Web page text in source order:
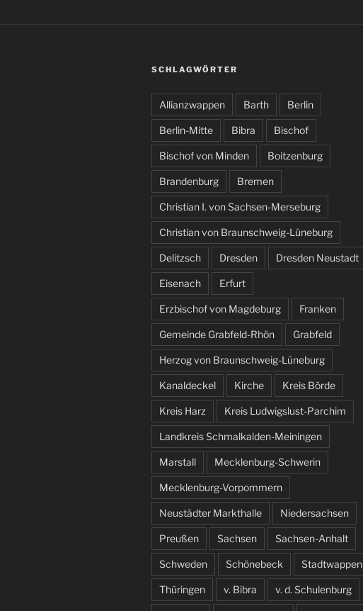
SCHLAGWÖRTER
Allianzwappen Barth Berlin
Berlin-Mitte Bibra Bischof
Bischof von Minden Boitzenburg
Brandenburg Bremen
Christian I. von Sachsen-Merseburg
Christian von Braunschweig-Lüneburg
Delitzsch Dresden Dresden Neustadt
Eisenach Erfurt
Erzbischof von Magdeburg Franken
Gemeinde Grabfeld-Rhön Grabfeld
Herzog von Braunschweig-Lüneburg
Kanaldeckel Kirche Kreis Börde
Kreis Harz Kreis Ludwigslust-Parchim
Landkreis Schmalkalden-Meiningen
Marstall Mecklenburg-Schwerin
Mecklenburg-Vorpommern
Neustädter Markthalle Niedersachsen
Preußen Sachsen Sachsen-Anhalt
Schweden Schönebeck Stadtwappen
Thüringen v. Bibra v. d. Schulenburg